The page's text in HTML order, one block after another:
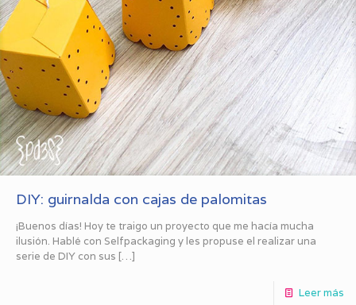
DIY: guirnalda con cajas de palomitas
¡Buenos días! Hoy te traigo un proyecto que me hacía mucha
ilusión. Hablé con Selfpackaging y les propuse el realizar una
serie de DIY con sus […]
Leer más